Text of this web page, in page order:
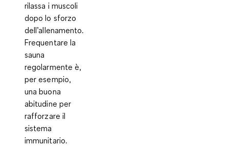
rilassa i muscoli
dopo lo sforzo
dell’allenamento.
Frequentare la
sauna
regolarmente è,
per esempio,
una buona
abitudine per
rafforzare il
sistema
immunitario.